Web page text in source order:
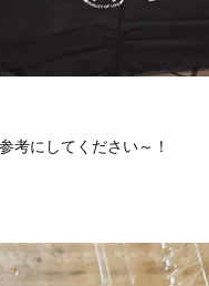
考にしてください～！